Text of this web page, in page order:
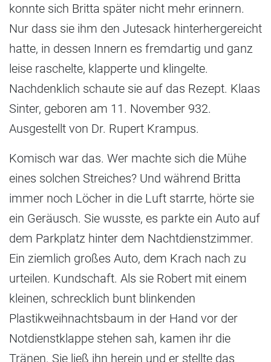
konnte sich Britta später nicht mehr erinnern.
Nur dass sie ihm den Jutesack hinterhergereicht
hatte, in dessen Innern es fremdartig und ganz
leise raschelte, klapperte und klingelte.
Nachdenklich schaute sie auf das Rezept. Klaas
Sinter, geboren am 11. November 932.
Ausgestellt von Dr. Rupert Krampus.
Komisch war das. Wer machte sich die Mühe
eines solchen Streiches? Und während Britta
immer noch Löcher in die Luft starrte, hörte sie
ein Geräusch. Sie wusste, es parkte ein Auto auf
dem Parkplatz hinter dem Nachtdienstzimmer.
Ein ziemlich großes Auto, dem Krach nach zu
urteilen. Kundschaft. Als sie Robert mit einem
kleinen, schrecklich bunt blinkenden
Plastikweihnachtsbaum in der Hand vor der
Notdienstklappe stehen sah, kamen ihr die
Tränen. Sie ließ ihn herein und er stellte das